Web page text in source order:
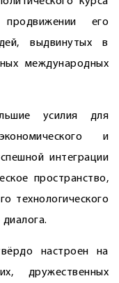
продвижении его
выдвинутых в
международных
усилия для
и
интеграции
пространство,
технологического
настроен на
дружественных